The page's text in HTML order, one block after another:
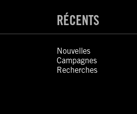
RÉCENTS
Nouvelles
Campagnes
Recherches